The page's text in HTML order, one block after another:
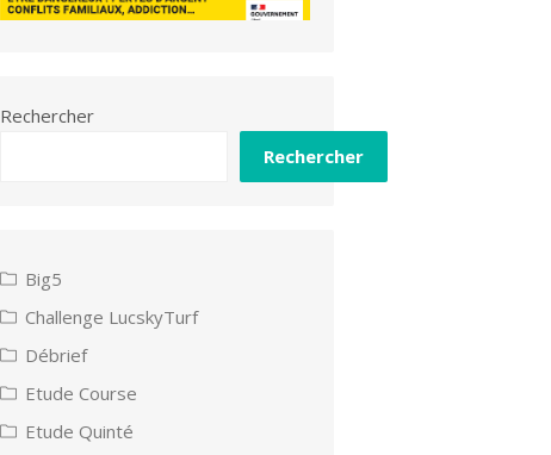
Rechercher
Rechercher
Big5
Challenge LucskyTurf
Débrief
Etude Course
Etude Quinté